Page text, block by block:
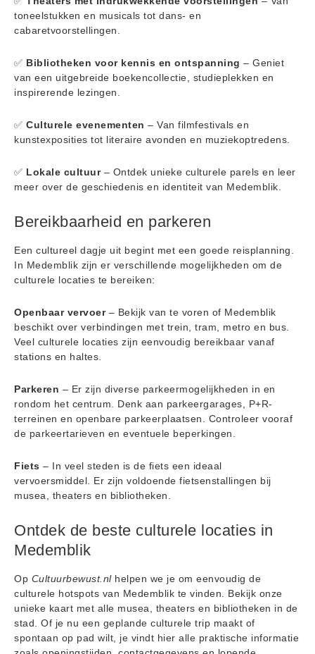
toneelstukken en musicals tot dans- en
cabaretvoorstellingen.
✅ Bibliotheken voor kennis en ontspanning – Geniet
van een uitgebreide boekencollectie, studieplekken en
inspirerende lezingen.
✅ Culturele evenementen – Van filmfestivals en
kunstexposities tot literaire avonden en muziekoptredens.
✅ Lokale cultuur– Ontdek unieke culturele parels en leer
meer over de geschiedenis en identiteit van Medemblik.
Bereikbaarheid en parkeren
Een cultureel dagje uit begint met een goede reisplanning.
In Medemblik zijn er verschillende mogelijkheden om de
culturele locaties te bereiken:
Openbaar vervoer– Bekijk van te voren of Medemblik
beschikt over verbindingen met trein, tram, metro en bus.
Veel culturele locaties zijn eenvoudig bereikbaar vanaf
stations en haltes.
Parkeren – Er zijn diverse parkeermogelijkheden in en
rondom het centrum. Denk aan parkeergarages, P+R-
terreinen en openbare parkeerplaatsen. Controleer vooraf
de parkeertarieven en eventuele beperkingen.
Fiets – In veel steden is de fiets een ideaal
vervoersmiddel. Er zijn voldoende fietsenstallingen bij
musea, theaters en bibliotheken.
Ontdek de beste culturele locaties in
Medemblik
Op Cultuurbewust.nlhelpen we je om eenvoudig de
culturele hotspots van Medemblik te vinden. Bekijk onze
unieke kaart met alle musea, theaters en bibliotheken in de
stad. Of je nu een geplande culturele trip maakt of
spontaan op pad wilt, je vindt hier alle praktische informatie